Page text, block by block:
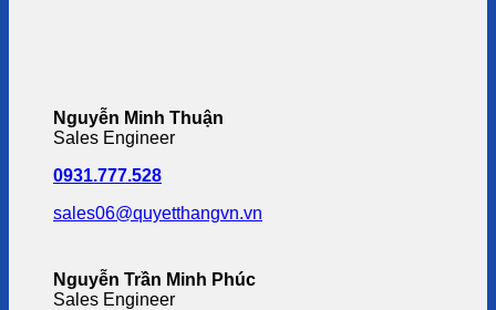
Nguyễn Minh Thuận
Sales Engineer
0931.777.528
sales06@quyetthangvn.vn
Nguyễn Trần Minh Phúc
Sales Engineer